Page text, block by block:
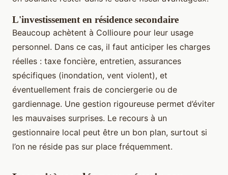
L'investissement en résidence secondaire
Beaucoup achètent à Collioure pour leur usage
personnel. Dans ce cas, il faut anticiper les charges
réelles : taxe foncière, entretien, assurances
spécifiques (inondation, vent violent), et
éventuellement frais de conciergerie ou de
gardiennage. Une gestion rigoureuse permet d’éviter
les mauvaises surprises. Le recours à un
gestionnaire local peut être un bon plan, surtout si
l’on ne réside pas sur place fréquemment.